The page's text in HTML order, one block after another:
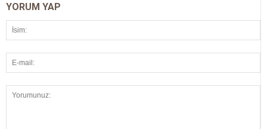
YORUM YAP